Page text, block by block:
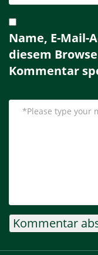
Name, E-Mail-
diesem
Kommentar